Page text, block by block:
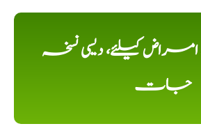
امراض کیلئے، دیسی نسخہ
جات